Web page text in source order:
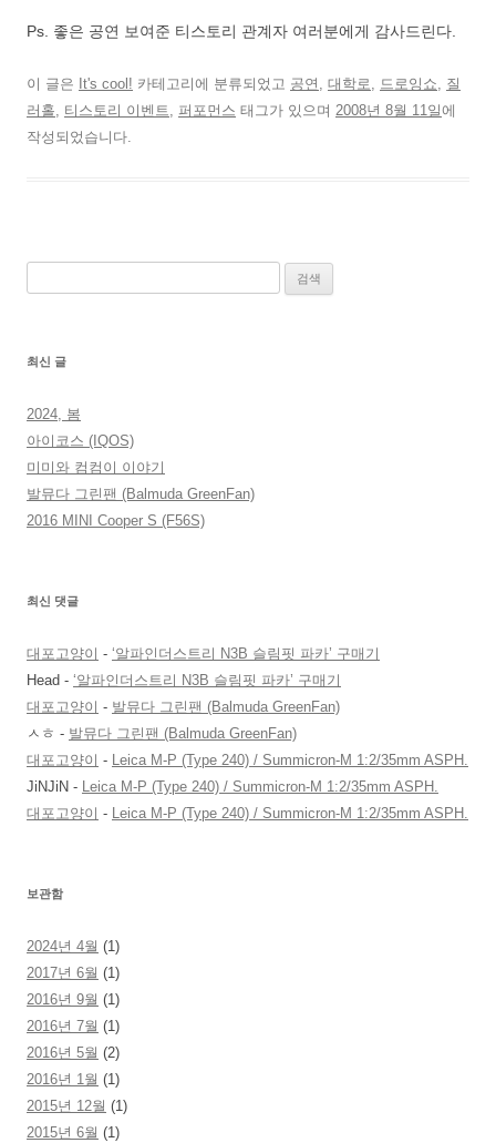
Ps. 좋은 공연 보여준 티스토리 관계자 여러분에게 감사드린다.
이 글은 It's cool! 카테고리에 분류되었고 공연 , 대학로, 드로잉쇼, 질
러홀, 티스토리 이벤트, 퍼포먼스 태그가 있으며 2008년 8월 11일에
작성되었습니다.
최신 글
2024, 봄
아이코스 (IQOS)
미미와 컴컴이 이야기
발뮤다 그린팬 (Balmuda GreenFan)
2016 MINI Cooper S (F56S)
최신 댓글
대포고양이 - ‘알파인더스트리 N3B 슬림핏 파카’ 구매기
Head - ‘알파인더스트리 N3B 슬림핏 파카’ 구매기
대포고양이 - 발뮤다 그린팬 (Balmuda GreenFan)
ㅅㅎ - 발뮤다 그린팬 (Balmuda GreenFan)
대포고양이 - Leica M-P (Type 240) / Summicron-M 1:2/35mm ASPH.
JiNJiN - Leica M-P (Type 240) / Summicron-M 1:2/35mm ASPH.
대포고양이 - Leica M-P (Type 240) / Summicron-M 1:2/35mm ASPH.
보관함
2024년 4월 (1)
2017년 6월 (1)
2016년 9월 (1)
2016년 7월 (1)
2016년 5월 (2)
2016년 1월 (1)
2015년 12월 (1)
2015년 6월 (1)